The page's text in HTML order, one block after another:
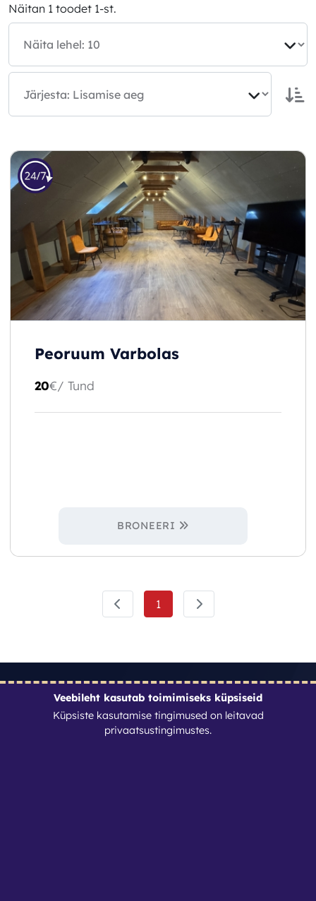
Näitan 1 toodet 1-st.
Peoruum Varbolas
20€/ Tund
BRONEERI
1
Kontaktid
Renditöökoda OÜ
Veebileht kasutab toimimiseks küpsiseid
Küpsiste kasutamise tingimused on leitavad
privaatsustingimustes.